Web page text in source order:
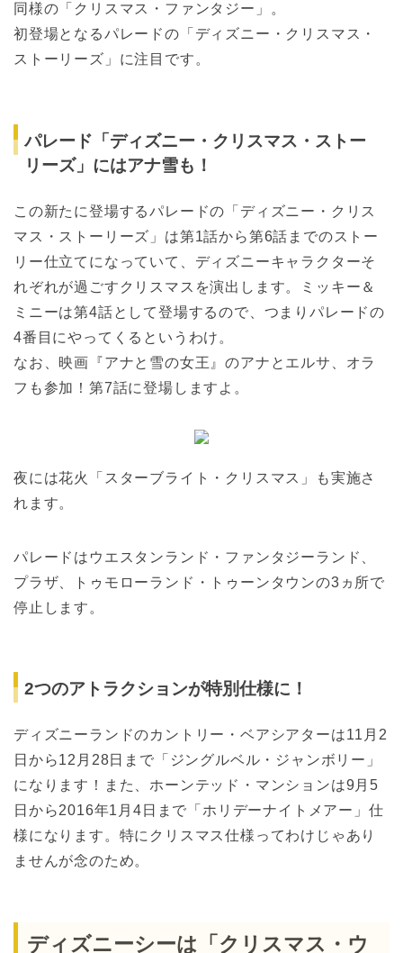
同様の「クリスマス・ファンタジー」。
初登場となるパレードの「ディズニー・クリスマス・
ストーリーズ」に注目です。
パレード「ディズニー・クリスマス・ストー
リーズ」にはアナ雪も！
この新たに登場するパレードの「ディズニー・クリス
マス・ストーリーズ」は第1話から第6話までのストー
リー仕立てになっていて、ディズニーキャラクターそ
れぞれが過ごすクリスマスを演出します。ミッキー＆
ミニーは第4話として登場するので、つまりパレードの
4番目にやってくるというわけ。
なお、映画『アナと雪の女王』のアナとエルサ、オラ
フも参加！第7話に登場しますよ。
夜には花火「スターブライト・クリスマス」も実施さ
れます。
パレードはウエスタンランド・ファンタジーランド、
プラザ、トゥモローランド・トゥーンタウンの3ヵ所で
停止します。
2つのアトラクションが特別仕様に！
ディズニーランドのカントリー・ベアシアターは11月2
日から12月28日まで「ジングルベル・ジャンボリー」
になります！また、ホーンテッド・マンションは9月5
日から2016年1月4日まで「ホリデーナイトメアー」仕
様になります。特にクリスマス仕様ってわけじゃあり
ませんが念のため。
ディズニーシーは「クリスマス・ウ